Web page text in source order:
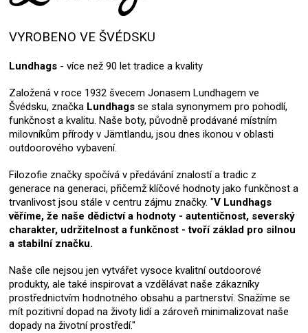
VYROBENO VE ŠVÉDSKU
Lundhags - více než 90 let tradice a kvality
Založená v roce 1932 švecem Jonasem Lundhagem ve
Švédsku, značka Lundhags se stala synonymem pro pohodlí,
funkčnost a kvalitu. Naše boty, původně prodávané místním
milovníkům přírody v Jämtlandu, jsou dnes ikonou v oblasti
outdoorového vybavení.
Filozofie značky spočívá v předávání znalostí a tradic z
generace na generaci, přičemž klíčové hodnoty jako funkčnost a
trvanlivost jsou stále v centru zájmu značky. "V Lundhags
věříme, že naše dědictví a hodnoty - autentičnost, severský
charakter, udržitelnost a funkčnost - tvoří základ pro silnou
a stabilní značku.
Naše cíle nejsou jen vytvářet vysoce kvalitní outdoorové
produkty, ale také inspirovat a vzdělávat naše zákazníky
prostřednictvím hodnotného obsahu a partnerství. Snažíme se
mít pozitivní dopad na životy lidí a zároveň minimalizovat naše
dopady na životní prostředí."